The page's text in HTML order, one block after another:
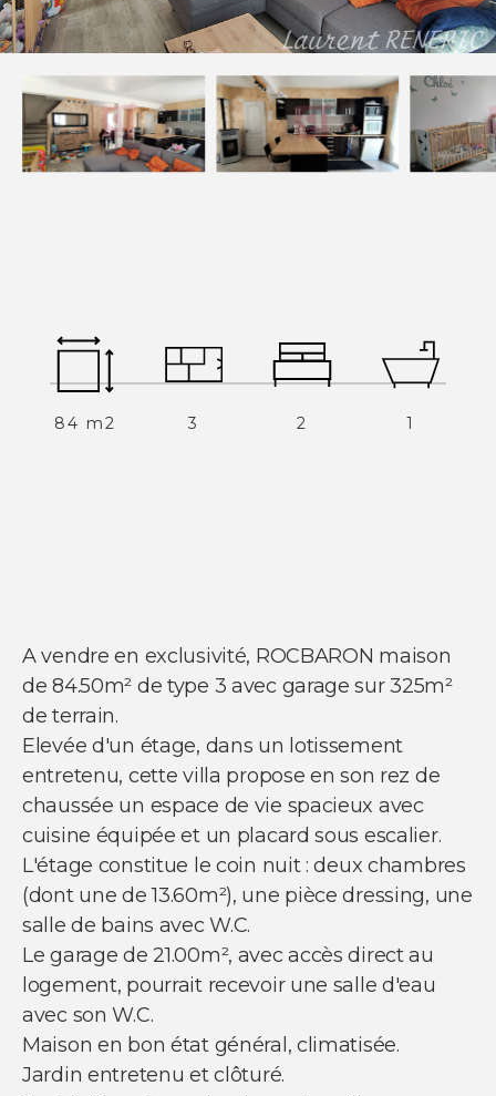
84 m2 3 2 1
A vendre en exclusivité, ROCBARON maison
de 84.50m² de type 3 avec garage sur 325m²
de terrain.
Elevée d'un étage, dans un lotissement
entretenu, cette villa propose en son rez de
chaussée un espace de vie spacieux avec
cuisine équipée et un placard sous escalier.
L'étage constitue le coin nuit : deux chambres
(dont une de 13.60m²), une pièce dressing, une
salle de bains avec W.C.
Le garage de 21.00m², avec accès direct au
logement, pourrait recevoir une salle d'eau
avec son W.C.
Maison en bon état général, climatisée.
Jardin entretenu et clôturé.
NOS THÉMATIQUES
Bienvenue
NOS SERVICES
Louer un parking
Louer un commerce
Louer des bureaux
NOUS SUIVRE
Nos actualités
Facebook
Instagram
Linkedin
Youtube